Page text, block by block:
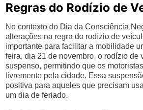
Regras do Rodízio de
No contexto do Dia da Consciência
alterações na regra do rodízio de
importante para facilitar a mobilidade
feira, dia 21 de novembro, o rodízio de
suspenso, permitindo que os
livremente pela cidade. Essa
positiva para aqueles que precisam
um dia de feriado.